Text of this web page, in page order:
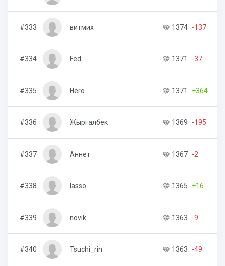
#333 витмих 1374 -137
#334 Fed 1371 -37
#335 Hero 1371 +364
#336 Жыргалбек 1369 -195
#337 Аннет 1367 -2
#338 lasso 1365 +16
#339 novik 1363 -9
#340 Tsuchi_rin 1363 -49